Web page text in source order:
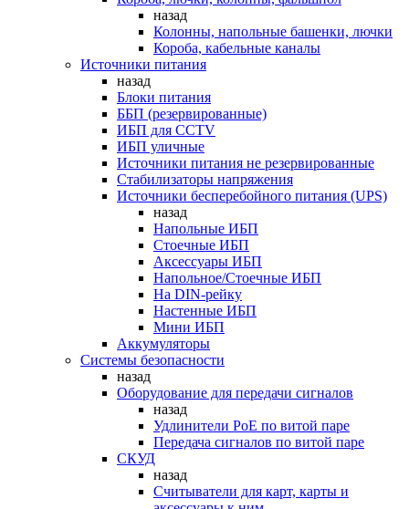
назад
Колонны, напольные башенки, лючки
Короба, кабельные каналы
Источники питания
назад
Блоки питания
ББП (резервированные)
ИБП для CCTV
ИБП уличные
Источники питания не резервированные
Стабилизаторы напряжения
Источники бесперебойного питания (UPS)
назад
Напольные ИБП
Стоечные ИБП
Аксессуары ИБП
Напольное/Стоечные ИБП
На DIN-рейку
Настенные ИБП
Мини ИБП
Аккумуляторы
Системы безопасности
назад
Оборудование для передачи сигналов
назад
Удлинители PoE по витой паре
Передача сигналов по витой паре
СКУД
назад
Считыватели для карт, карты и